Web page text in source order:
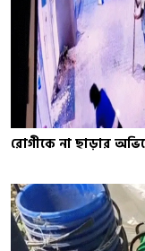
রোগীকে না ছাড়ার